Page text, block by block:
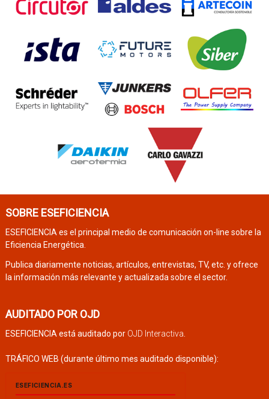
SOBRE ESEFICIENCIA
ESEFICIENCIA es el principal medio de comunicación on-line sobre la
Eficiencia Energética.
Publica diariamente noticias, artículos, entrevistas, TV, etc. y ofrece
la información más relevante y actualizada sobre el sector.
AUDITADO POR OJD
ESEFICIENCIA está auditado por OJD Interactiva
TRÁFICO WEB (durante último mes auditado disponible):